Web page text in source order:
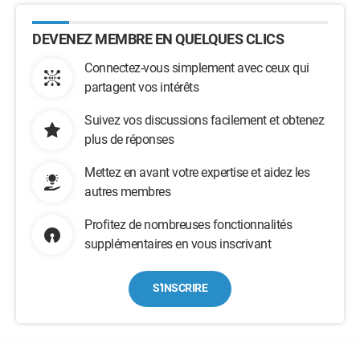
DEVENEZ MEMBRE EN QUELQUES CLICS
Connectez-vous simplement avec ceux qui
partagent vos intérêts
Suivez vos discussions facilement et obtenez
plus de réponses
Mettez en avant votre expertise et aidez les
autres membres
Profitez de nombreuses fonctionnalités
supplémentaires en vous inscrivant
S'INSCRIRE